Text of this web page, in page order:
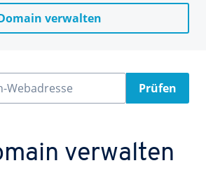
verwalten
Webadresse Prüfen
verwalten